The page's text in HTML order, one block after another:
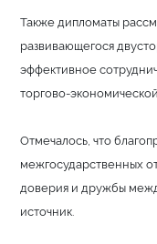
Также дипломаты
развивающегося
эффективное
торгово-
Отмечалось, что
межгосударственных
доверия и дружбы
источник.